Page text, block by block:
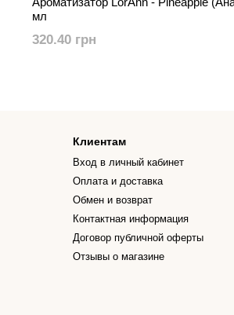
мл
320.40 грн
Клиентам
Вход в личный кабинет
Оплата и доставка
Обмен и возврат
Контактная информация
Договор публичной оферты
Отзывы о магазине